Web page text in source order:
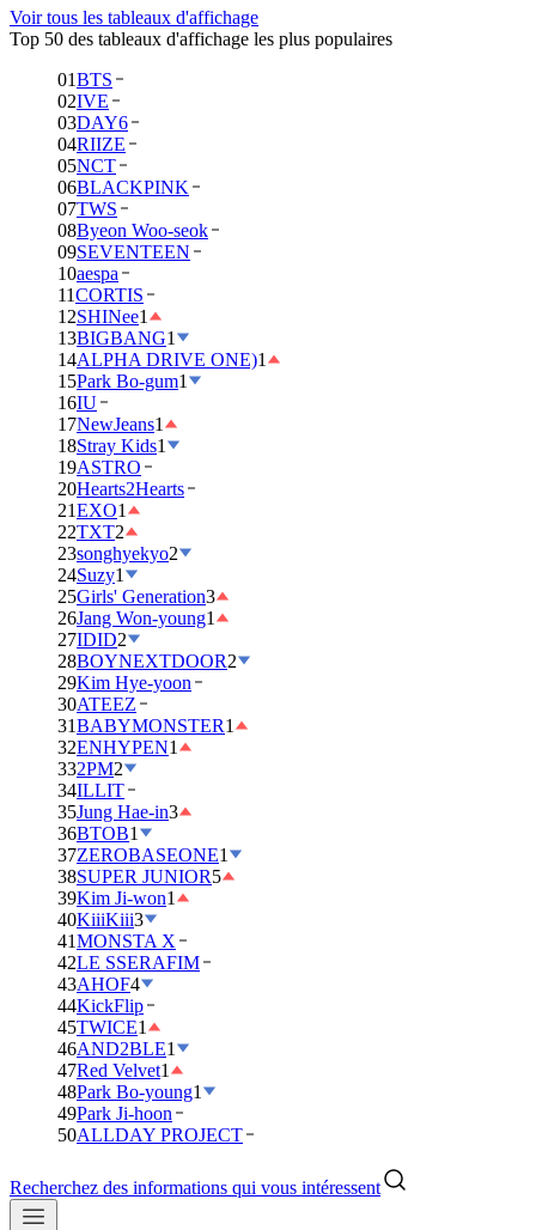
Voir tous les tableaux d'affichage
Top 50 des tableaux d'affichage les plus populaires
01BTS
02IVE
03DAY6
04RIIZE
05NCT
06BLACKPINK
07TWS
08Byeon Woo-seok
09SEVENTEEN
10aespa
11CORTIS
12SHINee1
13BIGBANG1
14ALPHA DRIVE ONE)1
15Park Bo-gum1
16IU
17NewJeans1
18Stray Kids1
19ASTRO
20Hearts2Hearts
21EXO1
22TXT2
23songhyekyo2
24Suzy1
25Girls' Generation3
26Jang Won-young1
27IDID2
28BOYNEXTDOOR2
29Kim Hye-yoon
30ATEEZ
31BABYMONSTER1
32ENHYPEN1
332PM2
34ILLIT
35Jung Hae-in3
36BTOB1
37ZEROBASEONE1
38SUPER JUNIOR5
39Kim Ji-won1
40KiiiKiii3
41MONSTA X
42LE SSERAFIM
43AHOF4
44KickFlip
45TWICE1
46AND2BLE1
47Red Velvet1
48Park Bo-young1
49Park Ji-hoon
50ALLDAY PROJECT
Recherchez des informations qui vous intéressent